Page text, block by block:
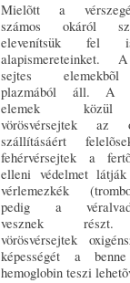
Mielõtt a
számos okáról
elevenítsük fel
alapismereteinket.
sejtes
plazmából áll. A
elemek
vörösvérsejtek az
szállításáért
fehérvérsejtek a
elleni védelmet
vérlemezkék
pedig a
vesznek
vörösvérsejtek
képességét a
hemoglobin teszi